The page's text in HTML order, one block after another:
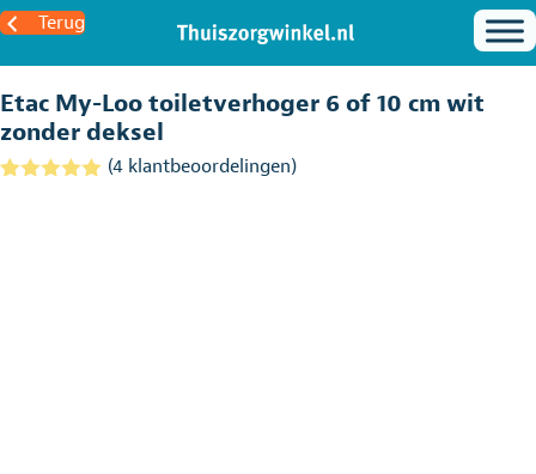
Terug
Etac My-Loo toiletverhoger 6 of 10 cm wit
zonder deksel
(4 klantbeoordelingen)